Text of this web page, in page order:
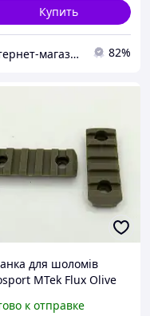
Купить
Інтернет-магазин Already Better 82%
для шоломів
MTek Flux Olive
к отправке